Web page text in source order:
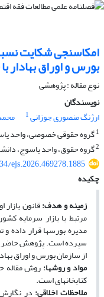
امکاسنجی شکایت
بورس و اوراق بهادار
نوع مقاله : پژوهشی
نویسندگان
ارژنگ منصوری جوزانی1
1گروه حقوقی خصوصی، واحد
2گروه حقوق، واحد یاسوج،
ejs.2026.469278.1885
چکیده
زمینه و هدف:قانون بازار
مرتبط با بازار سرمایه
مدیره بورس­ها قرار داده
سپرده است. پژوهش حاضر
از سازمان بورس و اوراق
مواد و روش­ها:روش مقاله
کتابخانه­ای است.
ملاحظات اخلاقی: در